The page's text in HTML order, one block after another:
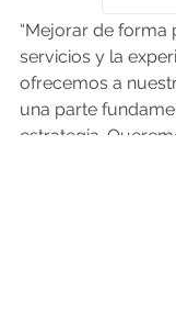
“Mejorar de forma
servicios y la
ofrecemos a
una parte
estrategia.